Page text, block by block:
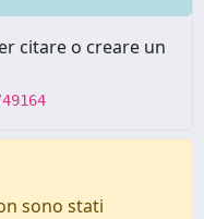
citare o creare un
sono stati